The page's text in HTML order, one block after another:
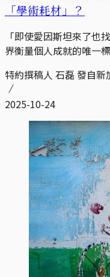
「學術耗材」？
「即使愛因斯坦來了也
界衡量個人成就的唯一
特約撰稿人 石磊 發自新
2025-10-24